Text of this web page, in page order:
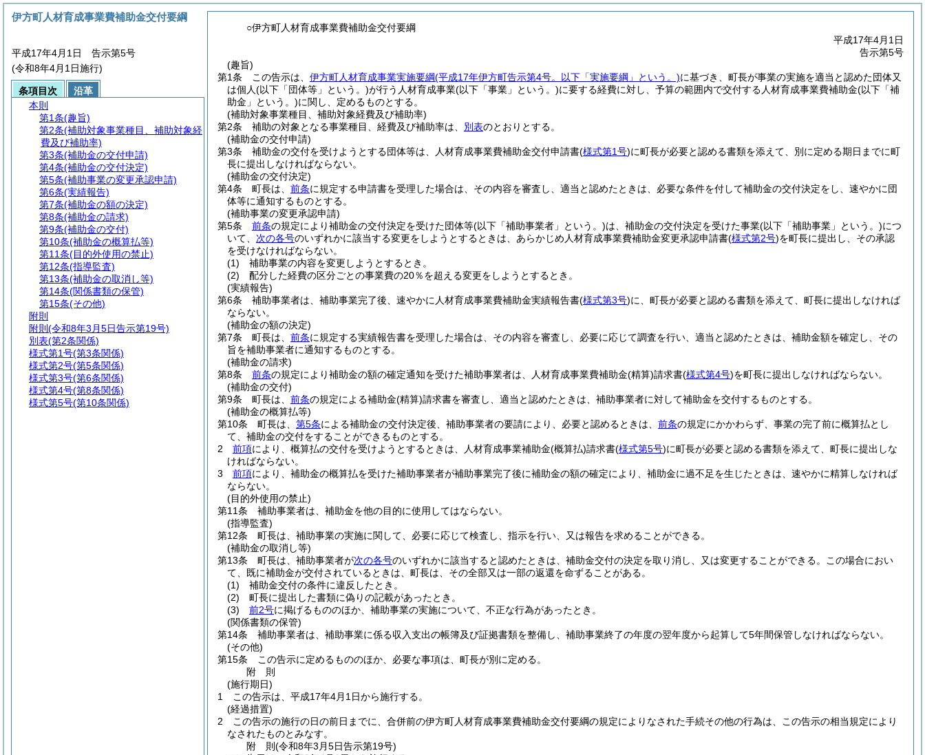
○伊方町人材育成事業費補助金交付要綱
平成17年4月1日
告示第5号
(趣旨)
第1条
この告示は、 伊方町人材育成事業実施要綱(平成17年伊方町告示第4号。以下「実施要綱」という。)に基づき、町長が事業の実施を適当と認めた団体又
は個人(以下「団体等」という。)が行う人材育成事業(以下「事業」という。)に要する経費に対し、予算の範囲内で交付する人材育成事業費補助金(以下「補
助金」という。)に関し、定めるものとする。
(補助対象事業種目、補助対象経費及び補助率)
第2条
補助の対象となる事業種目、経費及び補助率は、 別表のとおりとする。
(補助金の交付申請)
第3条
補助金の交付を受けようとする団体等は、人材育成事業費補助金交付申請書(様式第1号)に町長が必要と認める書類を添えて、別に定める期日までに町
長に提出しなければならない。
(補助金の交付決定)
第4条
町長は、 前条に規定する申請書を受理した場合は、その内容を審査し、適当と認めたときは、必要な条件を付して補助金の交付決定をし、速やかに団
体等に通知するものとする。
(補助事業の変更承認申請)
第5条
前条の規定により補助金の交付決定を受けた団体等(以下「補助事業者」という。)は、補助金の交付決定を受けた事業(以下「補助事業」という。)につ
いて、 次の各号のいずれかに該当する変更をしようとするときは、あらかじめ人材育成事業費補助金変更承認申請書(様式第2号)を町長に提出し、その承認
を受けなければならない。
(1)
補助事業の内容を変更しようとするとき。
(2)
配分した経費の区分ごとの事業費の20％を超える変更をしようとするとき。
(実績報告)
第6条
補助事業者は、補助事業完了後、速やかに人材育成事業費補助金実績報告書(様式第3号)に、町長が必要と認める書類を添えて、町長に提出しなければ
ならない。
(補助金の額の決定)
第7条
町長は、 前条に規定する実績報告書を受理した場合は、その内容を審査し、必要に応じて調査を行い、適当と認めたときは、補助金額を確定し、その
旨を補助事業者に通知するものとする。
(補助金の請求)
第8条
前条の規定により補助金の額の確定通知を受けた補助事業者は、人材育成事業費補助金(精算)請求書(様式第4号)を町長に提出しなければならない。
(補助金の交付)
第9条
町長は、 前条の規定による補助金(精算)請求書を審査し、適当と認めたときは、補助事業者に対して補助金を交付するものとする。
(補助金の概算払等)
第10条
町長は、 第5条による補助金の交付決定後、補助事業者の要請により、必要と認めるときは、 前条の規定にかかわらず、事業の完了前に概算払とし
て、補助金の交付をすることができるものとする。
2
前項により、概算払の交付を受けようとするときは、人材育成事業補助金(概算払)請求書(様式第5号)に町長が必要と認める書類を添えて、町長に提出しな
ければならない。
3
前項により、補助金の概算払を受けた補助事業者が補助事業完了後に補助金の額の確定により、補助金に過不足を生じたときは、速やかに精算しなければ
ならない。
(目的外使用の禁止)
第11条
補助事業者は、補助金を他の目的に使用してはならない。
(指導監査)
第12条
町長は、補助事業の実施に関して、必要に応じて検査し、指示を行い、又は報告を求めることができる。
(補助金の取消し等)
第13条
町長は、補助事業者が次の各号のいずれかに該当すると認めたときは、補助金交付の決定を取り消し、又は変更することができる。
この場合におい
て、既に補助金が交付されているときは、町長は、その全部又は一部の返還を命ずることがある。
(1)
補助金交付の条件に違反したとき。
(2)
町長に提出した書類に偽りの記載があったとき。
(3)
前2号に掲げるもののほか、補助事業の実施について、不正な行為があったとき。
(関係書類の保管)
第14条
補助事業者は、補助事業に係る収入支出の帳簿及び証拠書類を整備し、補助事業終了の年度の翌年度から起算して5年間保管しなければならない。
(その他)
第15条
この告示に定めるもののほか、必要な事項は、町長が別に定める。
附 則
(施行期日)
1
この告示は、平成17年4月1日から施行する。
(経過措置)
2
この告示の施行の日の前日までに、合併前の伊方町人材育成事業費補助金交付要綱の規定によりなされた手続その他の行為は、この告示の相当規定により
なされたものとみなす。
附 則(令和8年3月5日告示第19号)
伊方町人材育成事業費補助金交付要綱
平成17年4月1日 告示第5号
(令和8年4月1日施行)
条項目次
沿革
本則
第1条(趣旨)
第2条(補助対象事業種目、補助対象経
費及び補助率)
第3条(補助金の交付申請)
第4条(補助金の交付決定)
第5条(補助事業の変更承認申請)
第6条(実績報告)
第7条(補助金の額の決定)
第8条(補助金の請求)
第9条(補助金の交付)
第10条(補助金の概算払等)
第11条(目的外使用の禁止)
第12条(指導監査)
第13条(補助金の取消し等)
第14条(関係書類の保管)
第15条(その他)
附則
附則 (令和8年3月5日告示第19号)
別表(第2条関係)
様式第1号(第3条関係)
様式第2号(第5条関係)
様式第3号(第6条関係)
様式第4号(第8条関係)
様式第5号(第10条関係)